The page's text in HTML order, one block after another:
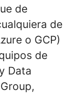
de
de
o GCP)
de
Data